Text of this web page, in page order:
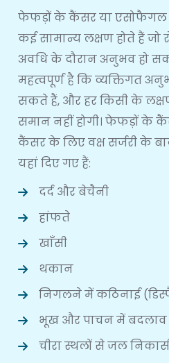
फेफड़ों के कैंसर या एसोफैगल
कई सामान्य लक्षण होते हैं जो
अवधि के दौरान अनुभव हो
महत्वपूर्ण है कि व्यक्तिगत
सकते हैं, और हर किसी के लक्षण
समान नहीं होगी। फेफड़ों के
कैंसर के लिए वक्ष सर्जरी के
यहां दिए गए हैं:
दर्द और बेचैनी
हांफते
खाँसी
थकान
निगलने में कठिनाई
भूख और पाचन में बदलाव
चीरा स्थलों से जल